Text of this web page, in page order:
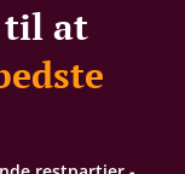
til at